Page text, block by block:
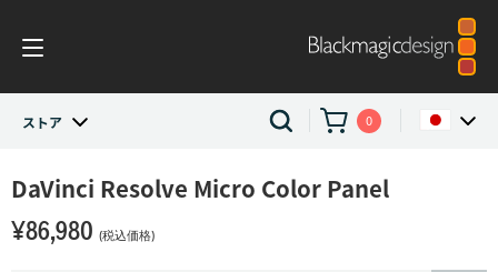
0
ストア
Argentina
Australia
ストア
DaVinci Resolve and Fusion
DaVinci Resolve Micro Color Panel
¥86,980 (税込価格)